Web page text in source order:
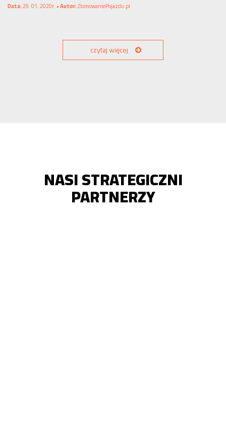
Data:29. 01. 2020r. •Autor:ZlomowaniePojazdu.pl
czytaj więcej
NASI STRATEGICZNI
PARTNERZY